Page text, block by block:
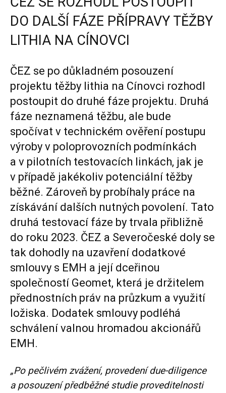
DO DALŠÍ FÁZE PŘÍPRAVY TĚŽBY
LITHIA NA CÍNOVCI
ČEZ se po důkladném posouzení
projektu těžby lithia na Cínovci rozhodl
postoupit do druhé fáze projektu. Druhá
fáze neznamená těžbu, ale bude
spočívat v technickém ověření postupu
výroby v poloprovozních podmínkách
a v pilotních testovacích linkách, jak je
v případě jakékoliv potenciální těžby
běžné. Zároveň by probíhaly práce na
získávání dalších nutných povolení. Tato
druhá testovací fáze by trvala přibližně
do roku 2023. ČEZ a Severočeské doly se
tak dohodly na uzavření dodatkové
smlouvy s EMH a její dceřinou
společností Geomet, která je držitelem
přednostních práv na průzkum a využití
ložiska. Dodatek smlouvy podléhá
schválení valnou hromadou akcionářů
EMH.
„Po pečlivém zvážení, provedení due-diligence
a posouzení předběžné studie proveditelnosti